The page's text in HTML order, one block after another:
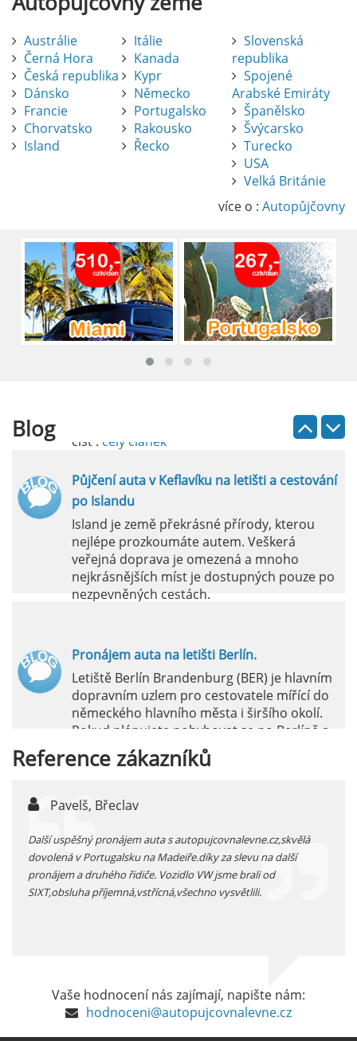
Austrálie
Černá Hora
Česká republika
Dánsko
Francie
Chorvatsko
Island
Itálie
Kanada
Kypr
Německo
Portugalsko
Rakousko
Řecko
Slovenská
republika
Spojené
Arabské Emiráty
Španělsko
Švýcarsko
Turecko
USA
Velká Británie
více o : Autopůjčovny
Blog
Pronájem auta na letišti Alicante
Půjčení auta na letišti v Alicante je výborný
způsob, jak pohodlně objevovat město i jeho
brána do regionu Costa Blanca, se nachází
přibližně 9 km od centra Alicante.
číst :celý článek
Pronájem auta na letišti Lefkada: Kompletní
průvodce
Půjčení auta na letišti Lefkada je skvělý
číst : celý článek
Půjčení auta v Keflavíku na letišti a cestování
po Islandu
Island je země překrásné přírody, kterou
nejlépe prozkoumáte autem. Veškerá
veřejná doprava je omezená a mnoho
nejkrásnějších míst je dostupných pouze po
nezpevněných cestách.
Pronájem auta na letišti Berlín.
Letiště Berlín Brandenburg (BER) je hlavním
dopravním uzlem pro cestovatele mířící do
německého hlavního města i širšího okolí.
Pokud plánujete pohybovat se po Berlíně a
okolních regionech bez omezení, pronájem
auta přímo na letišti je ideální volbou.
Letiště Marseille, oficiálně známé jako
mezinárodní letiště Marseille-Provence, je
hlavní vstupní branou do regionu Provence
a nachází se přibližně 27 km od centra města
Půjčení auta na letišti v Alicante je výborný
způsob, jak pohodlně objevovat město i jeho
Reference zákazníků
Pavelš, Břeclav
Další uspěšný pronájem auta s autopujcovnalevne.cz,skvělá
dovolená v Portugalsku na Madeiře.díky za slevu na další
pronájem a druhého řidiče. Vozidlo VW jsme brali od
SIXT,obsluha příjemná,vstřícná,všechno vysvětlili.
Vaše hodnocení nás zajímají, napište nám:
hodnoceni@autopujcovnalevne.cz